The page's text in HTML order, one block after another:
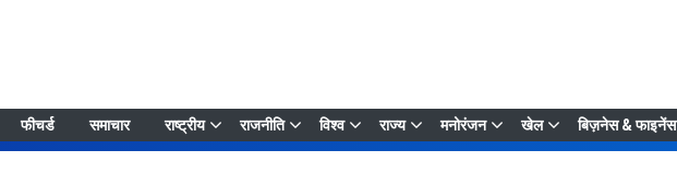
फीचर्ड समाचार राष्ट्रीय राजनीति विश्व राज्य मनोरंजन खेल बिज़नेस & फाइनेंस